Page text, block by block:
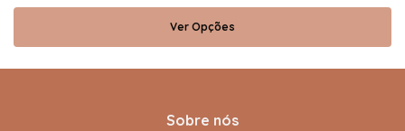
Ver Opções
Sobre nós